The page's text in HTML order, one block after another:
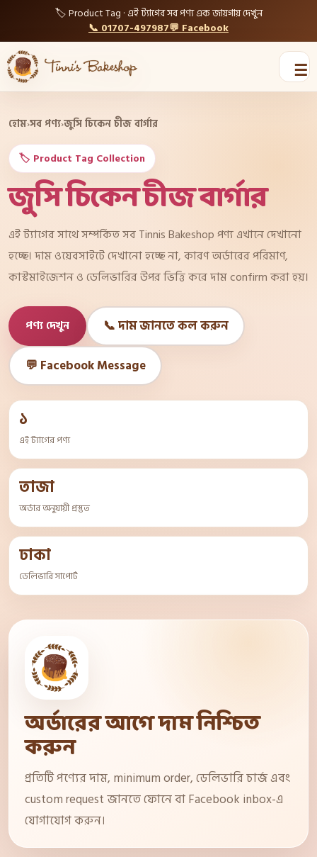
🏷️ Product Tag · এই ট্যাগের সব পণ্য এক জায়গায় দেখুন
📞 01707-497987💬 Facebook
☰
হোম›সব পণ্য›জুসি চিকেন চীজ বার্গার
🏷️ Product Tag Collection
জুসি চিকেন চীজ বার্গার
এই ট্যাগের সাথে সম্পর্কিত সব Tinnis Bakeshop পণ্য এখানে দেখানো
হচ্ছে। দাম ওয়েবসাইটে দেখানো হচ্ছে না, কারণ অর্ডারের পরিমাণ,
কাস্টমাইজেশন ও ডেলিভারির উপর ভিত্তি করে দাম confirm করা হয়।
পণ্য দেখুন
📞 দাম জানতে কল করুন
💬 Facebook Message
১
এই ট্যাগের পণ্য
তাজা
অর্ডার অনুযায়ী প্রস্তুত
ঢাকা
ডেলিভারি সাপোর্ট
অর্ডারের আগে দাম নিশ্চিত
করুন
প্রতিটি পণ্যের দাম, minimum order, ডেলিভারি চার্জ এবং
custom request জানতে ফোনে বা Facebook inbox-এ
যোগাযোগ করুন।